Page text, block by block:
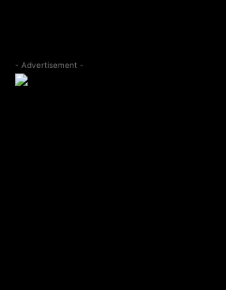
- Advertisement -